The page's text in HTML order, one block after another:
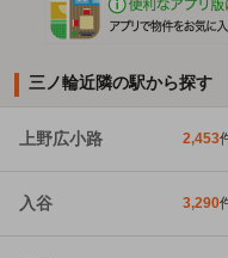
三ノ輪近隣の駅から探す
上野広小路 2,453
入谷 3,290